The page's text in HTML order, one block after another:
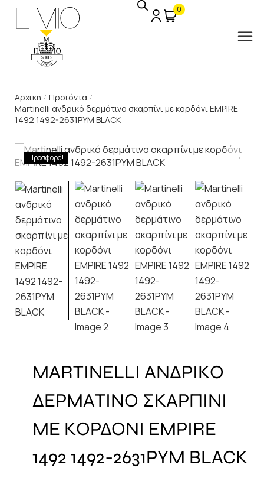
0
Αρχική / Προϊόντα /
Martinelli ανδρικό δερμάτινο σκαρπίνι με κορδόνι EMPIRE
1492 1492-2631PYM BLACK
Προσφορά!
MARTINELLI ΑΝΔΡΙΚΟ
ΔΕΡΜΑΤΙΝΟ ΣΚΑΡΠΙΝΙ
ΜΕ ΚΟΡΔΟΝΙ EMPIRE
1492 1492-2631PYM BLACK